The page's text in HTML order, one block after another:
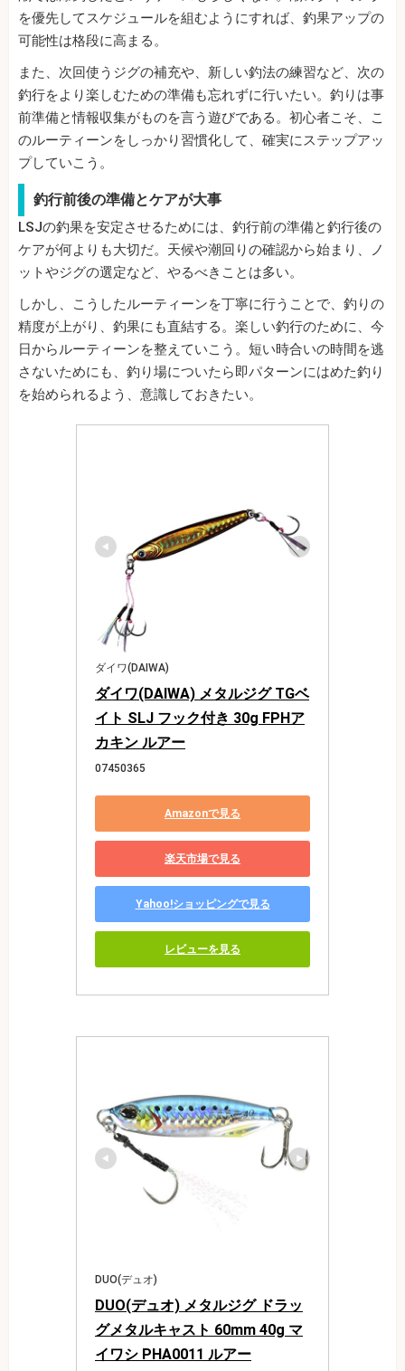
を優先してスケジュールを組むようにすれば、釣果アップの
可能性は格段に高まる。
また、次回使うジグの補充や、新しい釣法の練習など、次の
釣行をより楽しむための準備も忘れずに行いたい。釣りは事
前準備と情報収集がものを言う遊びである。初心者こそ、こ
のルーティーンをしっかり習慣化して、確実にステップアッ
プしていこう。
釣行前後の準備とケアが大事
LSJの釣果を安定させるためには、釣行前の準備と釣行後の
ケアが何よりも大切だ。天候や潮回りの確認から始まり、ノ
ットやジグの選定など、やるべきことは多い。
しかし、こうしたルーティーンを丁寧に行うことで、釣りの
精度が上がり、釣果にも直結する。楽しい釣行のために、今
日からルーティーンを整えていこう。短い時合いの時間を逃
さないためにも、釣り場についたら即パターンにはめた釣り
を始められるよう、意識しておきたい。
ダイワ(DAIWA)
ダイワ(DAIWA) メタルジグ TGベ
イト SLJ フック付き 30g FPHア
カキン ルアー
07450365
Amazonで見る
楽天市場で見る
Yahoo!ショッピングで見る
レビューを見る
DUO(デュオ)
DUO(デュオ) メタルジグ ドラッ
グメタルキャスト 60mm 40g マ
イワシ PHA0011 ルアー